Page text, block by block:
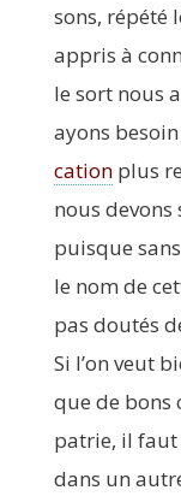
sons, répé­té
appris à
le sort nous
ayons
ca­tionplus
nous
puisque
le nom de
pas dou­tés
Si l’on veut
que de bons
patrie, il faut
dans un